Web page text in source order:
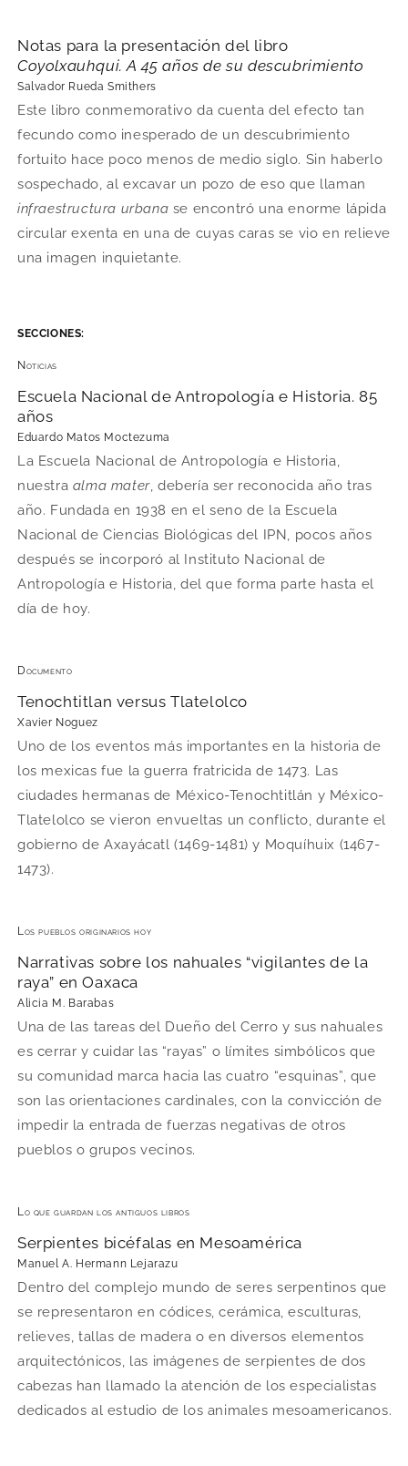
Notas para la presentación del libro
Coyolxauhqui. A 45 años de su descubrimiento
Salvador Rueda Smithers
Este libro conmemorativo da cuenta del efecto tan
fecundo como inesperado de un descubrimiento
fortuito hace poco menos de medio siglo. Sin haberlo
sospechado, al excavar un pozo de eso que llaman
infraestructura urbana se encontró una enorme lápida
circular exenta en una de cuyas caras se vio en relieve
una imagen inquietante.
SECCIONES:
Noticias
Escuela Nacional de Antropología e Historia. 85
años
Eduardo Matos Moctezuma
La Escuela Nacional de Antropología e Historia,
nuestra alma mater, debería ser reconocida año tras
año. Fundada en 1938 en el seno de la Escuela
Nacional de Ciencias Biológicas del IPN, pocos años
después se incorporó al Instituto Nacional de
Antropología e Historia, del que forma parte hasta el
día de hoy.
Documento
Tenochtitlan versus Tlatelolco
Xavier Noguez
Uno de los eventos más importantes en la historia de
los mexicas fue la guerra fratricida de 1473. Las
ciudades hermanas de México-Tenochtitlán y México-
Tlatelolco se vieron envueltas un conflicto, durante el
gobierno de Axayácatl (1469-1481) y Moquíhuix (1467-
1473).
Los pueblos originarios hoy
Narrativas sobre los nahuales “vigilantes de la
raya” en Oaxaca
Alicia M. Barabas
Una de las tareas del Dueño del Cerro y sus nahuales
es cerrar y cuidar las “rayas” o límites simbólicos que
su comunidad marca hacia las cuatro “esquinas”, que
son las orientaciones cardinales, con la convicción de
impedir la entrada de fuerzas negativas de otros
pueblos o grupos vecinos.
Lo que guardan los antiguos libros
Serpientes bicéfalas en Mesoamérica
Manuel A. Hermann Lejarazu
Dentro del complejo mundo de seres serpentinos que
se representaron en códices, cerámica, esculturas,
relieves, tallas de madera o en diversos elementos
arquitectónicos, las imágenes de serpientes de dos
cabezas han llamado la atención de los especialistas
dedicados al estudio de los animales mesoamericanos.